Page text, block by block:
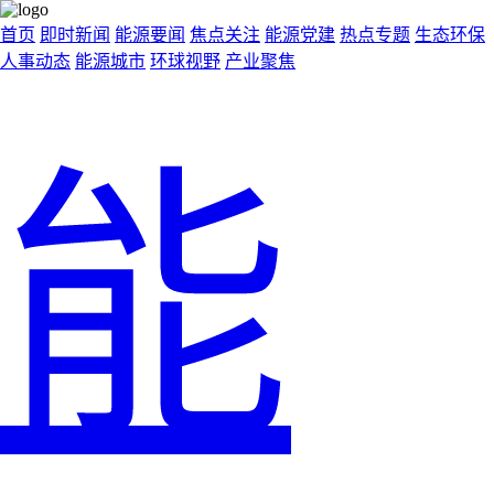
首页 即时新闻 能源要闻 焦点关注 能源党建 热点专题 生态环保
人事动态 能源城市 环球视野 产业聚焦
能